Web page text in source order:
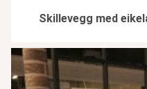
Skillevegg med